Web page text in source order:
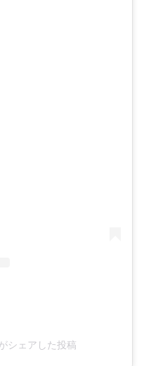
シェアした投稿